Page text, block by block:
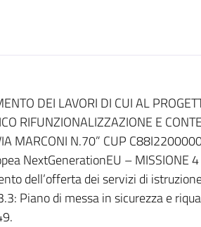
DEI LAVORI DI CUI AL
RIFUNZIONALIZZAZIONE E
MARCONI N.70” CUP
NextGenerationEU – MISSIONE
dell’offerta dei servizi di
Piano di messa in sicurezza e